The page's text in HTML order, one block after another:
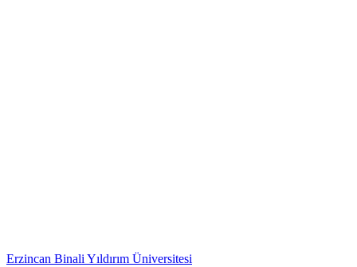
Erzincan Binali Yıldırım Üniversitesi